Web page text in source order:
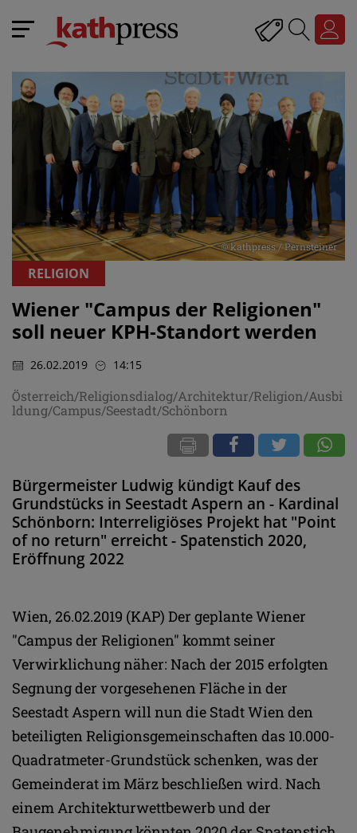
RELIGION
© kathpress / Pernsteiner
Wiener "Campus der Religionen"
soll neuer KPH-Standort werden
26.02.2019 14:15
Österreich/Religionsdialog/Architektur/Religion/Ausbi
ldung/Campus/Seestadt/Schönborn
Bürgermeister Ludwig kündigt Kauf des
Grundstücks in Seestadt Aspern an - Kardinal
Schönborn: Interreligiöses Projekt hat "Point
of no return" erreicht - Spatenstich 2020,
Eröffnung 2022
Wien, 26.02.2019 (KAP) Der geplante Wiener
"Campus der Religionen" kommt seiner
Verwirklichung näher: Nach der 2015 erfolgten
Segnung der vorgesehenen Fläche in der
Seestadt Aspern will nun die Stadt Wien den
beteiligten Religionsgemeinschaften das 10.000-
Quadratmeter-Grundstück schenken, was der
Gemeinderat im März beschließen wird. Nach
einem Architekturwettbewerb und der